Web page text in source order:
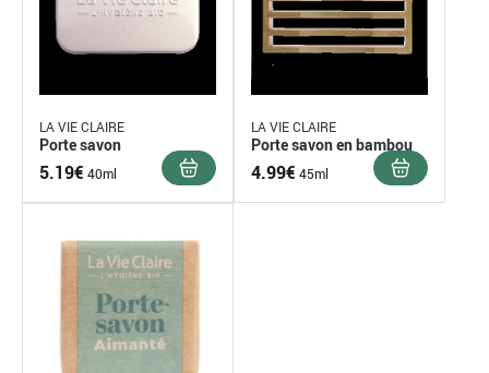
LA VIE CLAIRE
Porte savon
5.19€ 40ml
LA VIE CLAIRE
Porte savon en bambou
4.99€ 45ml